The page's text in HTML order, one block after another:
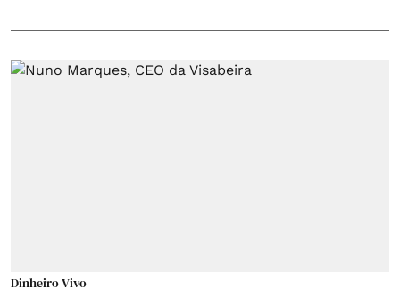
Dinheiro Vivo